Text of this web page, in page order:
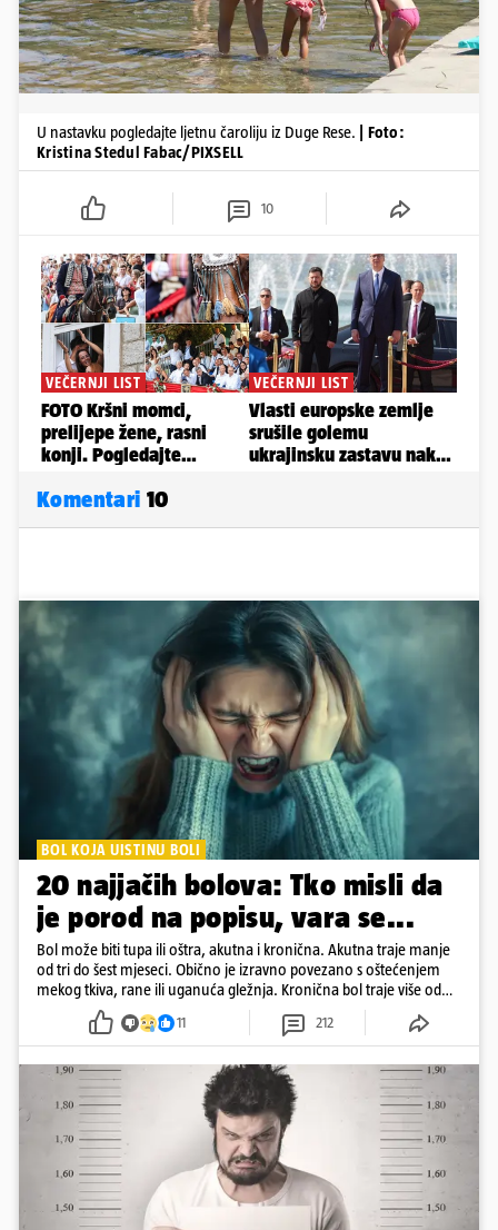
U nastavku pogledajte ljetnu čaroliju iz Duge Rese.
| Foto:
Kristina Stedul Fabac/PIXSELL
10
Komentari 10
BOL KOJA UISTINU BOLI
20 najjačih bolova: Tko misli da
je porod na popisu, vara se...
Bol može biti tupa ili oštra, akutna i kronična. Akutna traje manje
od tri do šest mjeseci. Obično je izravno povezano s oštećenjem
mekog tkiva, rane ili uganuća gležnja. Kronična bol traje više od
šest mjeseci
11 212